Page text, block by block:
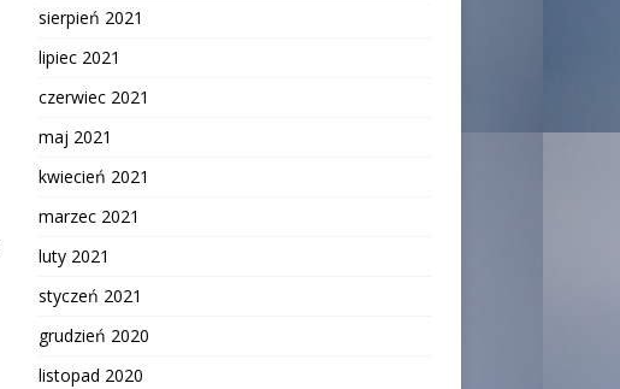
sierpień 2021
lipiec 2021
czerwiec 2021
maj 2021
kwiecień 2021
marzec 2021
luty 2021
styczeń 2021
grudzień 2020
listopad 2020